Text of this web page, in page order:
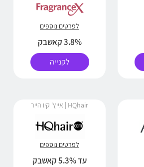
לפרטים נוספים
3.8% קאשבק
לקנייה
HQhair | אייץ' קיו הייר
לפרטים נוספים
עד 5.3% קאשבק